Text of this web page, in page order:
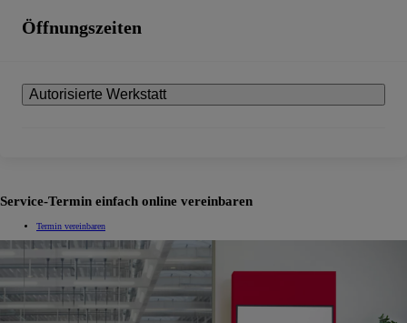
Öffnungszeiten
Autorisierte Werkstatt
Service-Termin einfach online vereinbaren
Termin vereinbaren